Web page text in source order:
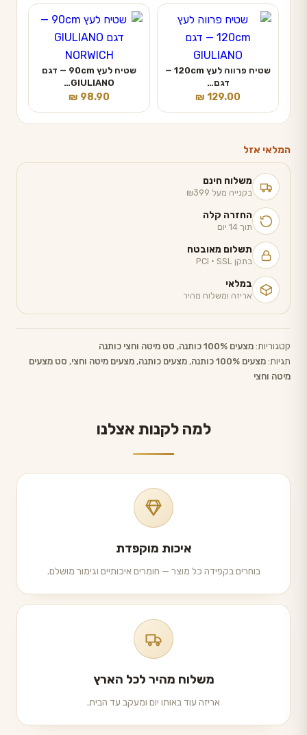
שטיח פרווה לעץ 120cm —
דגם…
₪ 129.00
שטיח לעץ 90cm — דגם
GIULIANO…
₪ 98.90
המלאי אזל
משלוח חינם
בקנייה מעל ₪399
החזרה קלה
תוך 14 יום
תשלום מאובטח
בתקן PCI · SSL
במלאי
אריזה ומשלוח מהיר
קטגוריות:מצעים 100% כותנה , סט מיטה וחצי כותנה
תגיות:מצעים 100% כותנה , מצעים כותנה, מצעים מיטה וחצי, סט מצעים
מיטה וחצי
למה לקנות אצלנו
איכות מוקפדת
בוחרים בקפידה כל מוצר — חומרים איכותיים וגימור מושלם.
משלוח מהיר לכל הארץ
אריזה עוד באותו יום ומעקב עד הבית.